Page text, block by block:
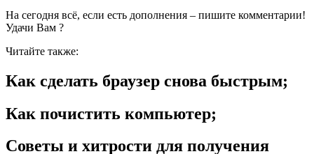
На сегодня всё, если есть дополнения – пишите комментарии!
Удачи Вам ?
Читайте также:
Как сделать браузер снова быстрым;
Как почистить компьютер;
Советы и хитрости для получения